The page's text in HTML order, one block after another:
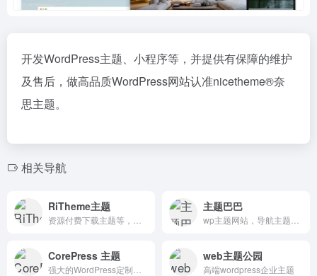
开发WordPress主题、小程序等，并提供有保障的维护
及售后，做高品质WordPress网站认准nicetheme®奈
思主题。
相关导航
RiTheme主题 主题巴巴
CorePress 主题 web主题公园
高端wordpress企业主题